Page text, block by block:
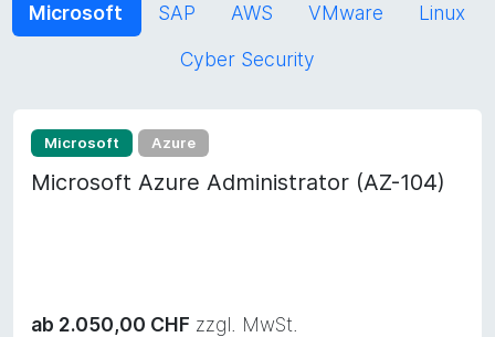
Microsoft SAP AWS VMware
Linux
Cyber Security
Microsoft Azure
Microsoft Azure Administrator (AZ-104)
ab 2.050,00 CHF zzgl. MwSt.